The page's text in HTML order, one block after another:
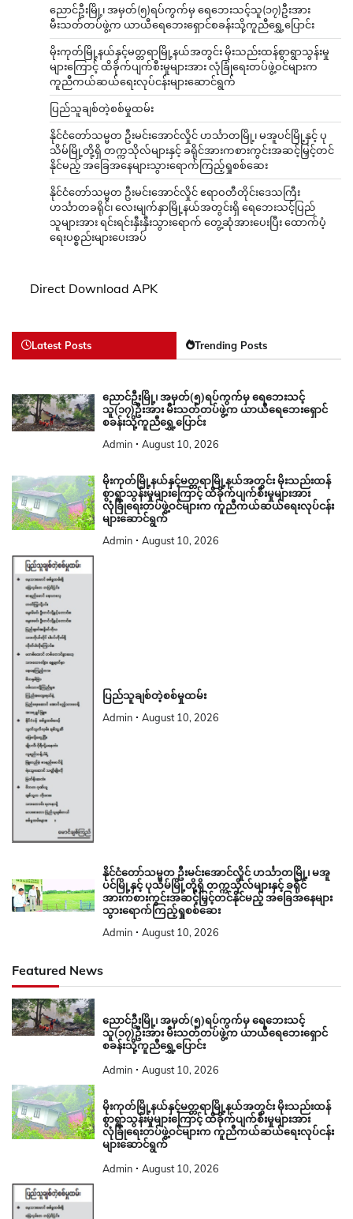
ညောင်ဦးမြို့၊ အမှတ်(၅)ရပ်ကွက်မှ ရေဘေးသင့်သူ(၁၇)ဦးအား
မီးသတ်တပ်ဖွဲ့က ယာယီရေဘေးရှောင်စခန်းသို့ကူညီရွှေ့ပြောင်း
မိုးကုတ်မြို့နယ်နှင့်မတ္တရာမြို့နယ်အတွင်း မိုးသည်းထန်စွာရွာသွန်းမှု
များကြောင့် ထိခိုက်ပျက်စီးမှုများအား လုံခြုံရေးတပ်ဖွဲ့ဝင်များက
ကူညီကယ်ဆယ်ရေးလုပ်ငန်းများဆောင်ရွက်
ပြည်သူချစ်တဲ့စစ်မှုထမ်း
နိုင်ငံတော်သမ္မတ ဦးမင်းအောင်လှိုင် ဟင်္သာတမြို့၊ မအူပင်မြို့နှင့် ပု
သိမ်မြို့တို့ရှိ တက္ကသိုလ်များနှင့် ခရိုင်အားကစားကွင်းအဆင့်မြှင့်တင်
နိုင်မည့် အခြေအနေများသွားရောက်ကြည့်ရှုစစ်ဆေး
နိုင်ငံတော်သမ္မတ ဦးမင်းအောင်လှိုင် ဧရာဝတီတိုင်းဒေသကြီး
ဟင်္သာတခရိုင်၊ လေးမျက်နှာမြို့နယ်အတွင်းရှိ ရေဘေးသင့်ပြည်
သူများအား ရင်းရင်းနှီးနှီးသွားရောက် တွေ့ဆုံအားပေးပြီး ထောက်ပံ့
ရေးပစ္စည်းများပေးအပ်
Direct Download APK
Latest Posts Trending Posts
ညောင်ဦးမြို့၊ အမှတ်(၅)ရပ်ကွက်မှ ရေဘေးသင့်
သူ(၁၇)ဦးအား မီးသတ်တပ်ဖွဲ့က ယာယီရေဘေးရှောင်
စခန်းသို့ကူညီရွှေ့ပြောင်း
Admin August 10, 2026
မိုးကုတ်မြို့နယ်နှင့်မတ္တရာမြို့နယ်အတွင်း မိုးသည်းထန်
စွာရွာသွန်းမှုများကြောင့် ထိခိုက်ပျက်စီးမှုများအား
လုံခြုံရေးတပ်ဖွဲ့ဝင်များက ကူညီကယ်ဆယ်ရေးလုပ်ငန်း
များဆောင်ရွက်
Admin August 10, 2026
ပြည်သူချစ်တဲ့စစ်မှုထမ်း
Admin August 10, 2026
နိုင်ငံတော်သမ္မတ ဦးမင်းအောင်လှိုင် ဟင်္သာတမြို့၊ မအူ
ပင်မြို့နှင့် ပုသိမ်မြို့တို့ရှိ တက္ကသိုလ်များနှင့် ခရိုင်
အားကစားကွင်းအဆင့်မြှင့်တင်နိုင်မည့် အခြေအနေများ
သွားရောက်ကြည့်ရှုစစ်ဆေး
Admin August 10, 2026
Featured News
ညောင်ဦးမြို့၊ အမှတ်(၅)ရပ်ကွက်မှ ရေဘေးသင့်
သူ(၁၇)ဦးအား မီးသတ်တပ်ဖွဲ့က ယာယီရေဘေးရှောင်
စခန်းသို့ကူညီရွှေ့ပြောင်း
Admin August 10, 2026
မိုးကုတ်မြို့နယ်နှင့်မတ္တရာမြို့နယ်အတွင်း မိုးသည်းထန်
စွာရွာသွန်းမှုများကြောင့် ထိခိုက်ပျက်စီးမှုများအား
လုံခြုံရေးတပ်ဖွဲ့ဝင်များက ကူညီကယ်ဆယ်ရေးလုပ်ငန်း
များဆောင်ရွက်
Admin August 10, 2026